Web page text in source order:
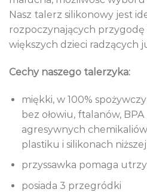
Nasz talerz silikonowy jest
rozpoczynających przygodę
większych dzieci radzących
Cechy naszego talerzyka:
miękki, w 100%
bez ołowiu, ftalanów,
agresywnych
plastiku i silikonach
przyssawka pomaga
posiada 3 przegródki